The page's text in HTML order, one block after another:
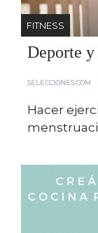
FITNESS
Deporte
SELECCIONES.COM
Hacer